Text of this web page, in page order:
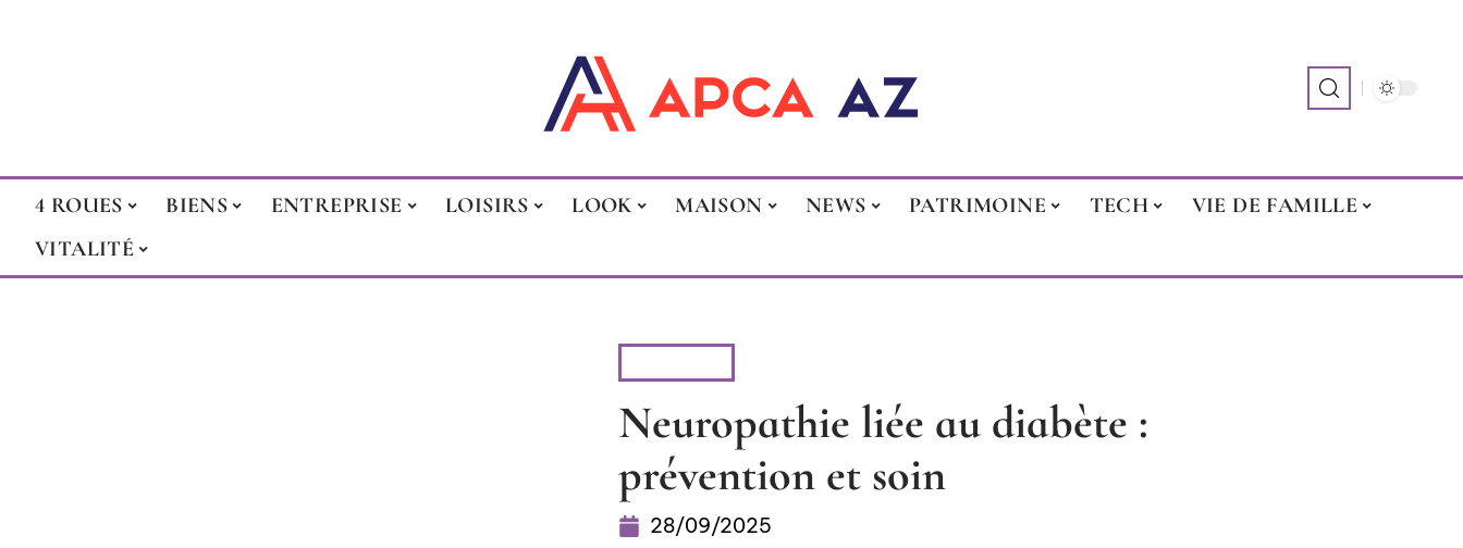
4 ROUES BIENS ENTREPRISE LOISIRS LOOK MAISON NEWS PATRIMOINE TECH
VIE DE FAMILLE
VITALITÉ
Neuropathie liée au diabète :
prévention et soin
28/09/2025